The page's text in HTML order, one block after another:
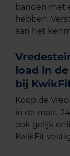
banden met
hebben.
aan het
load in
bij
Koop de
in de maat
ook gelijk
KwikFit